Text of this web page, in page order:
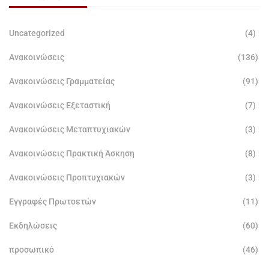
Uncategorized (4)
Ανακοινώσεις (136)
Ανακοινώσεις Γραμματείας (91)
Ανακοινώσεις Εξεταστική (7)
Ανακοινώσεις Μεταπτυχιακών (3)
Ανακοινώσεις Πρακτική Άσκηση (8)
Ανακοινώσεις Προπτυχιακών (3)
Εγγραφές Πρωτοετών (11)
Εκδηλώσεις (60)
προσωπικό (46)